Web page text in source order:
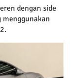
dengan side